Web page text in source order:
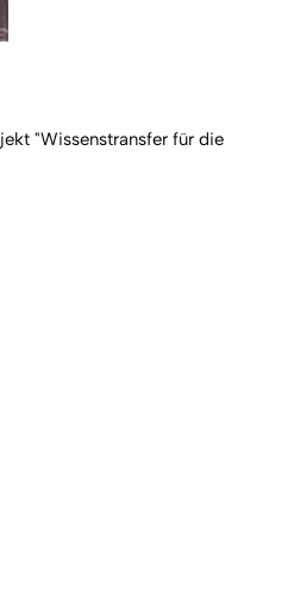
"Wissenstransfer für die